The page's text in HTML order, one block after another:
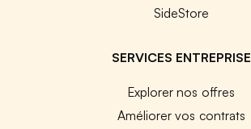
SideStore
SERVICES ENTREPRISE
Explorer nos offres
Améliorer vos contrats